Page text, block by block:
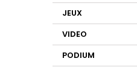
JEUX
VIDEO
PODIUM